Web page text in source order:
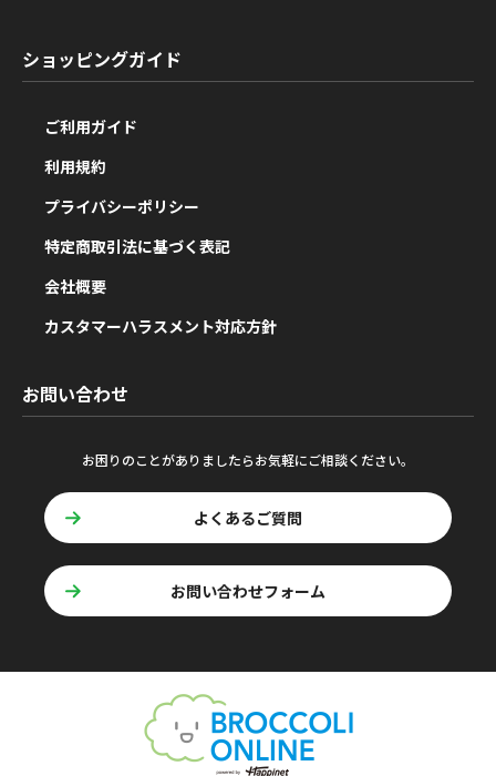
ショッピングガイド
ご利用ガイド
利用規約
プライバシーポリシー
特定商取引法に基づく表記
会社概要
カスタマーハラスメント対応方針
お問い合わせ
お困りのことがありましたらお気軽にご相談ください。
よくあるご質問
お問い合わせフォーム